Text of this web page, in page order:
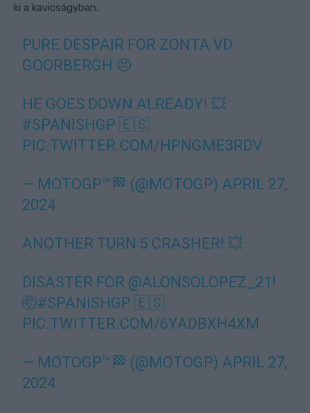
ki a kavicságyban.
PURE DESPAIR FOR ZONTA VD
GOORBERGH 😣
HE GOES DOWN ALREADY! 💥
#SPANISHGP 🇪🇸
PIC.TWITTER.COM/HPNGME3RDV
— MOTOGP™🏁 (@MOTOGP) APRIL 27,
2024
ANOTHER TURN 5 CRASHER! 💥
DISASTER FOR @ALONSOLOPEZ_21 !
🤯#SPANISHGP 🇪🇸
PIC.TWITTER.COM/6YADBXH4XM
— MOTOGP™🏁 (@MOTOGP) APRIL 27,
2024